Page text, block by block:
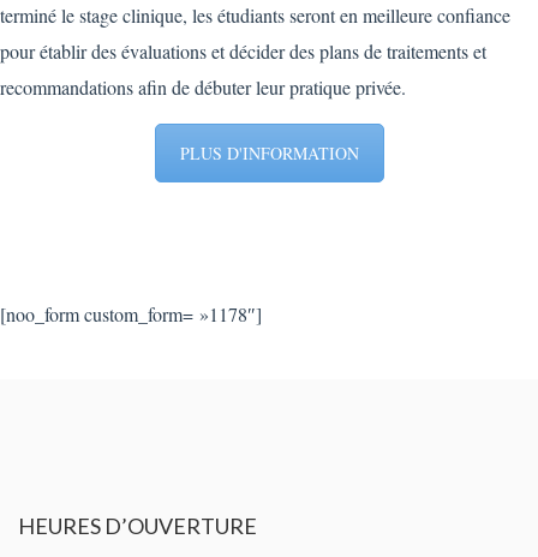
terminé le stage clinique, les étudiants seront en meilleure confiance
pour établir des évaluations et décider des plans de traitements et
recommandations afin de débuter leur pratique privée.
PLUS D'INFORMATION
[noo_form custom_form= »1178″]
HEURES D’OUVERTURE